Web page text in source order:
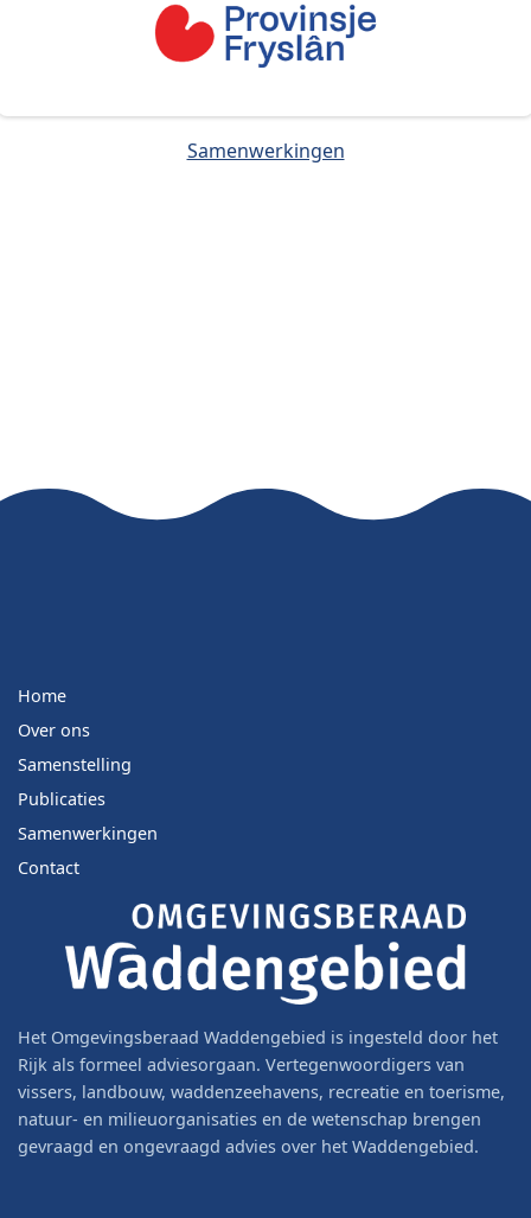
Samenwerkingen
Home
Over ons
Samenstelling
Publicaties
Samenwerkingen
Contact
Het Omgevingsberaad Waddengebied is ingesteld door het
Rijk als formeel adviesorgaan. Vertegenwoordigers van
vissers, landbouw, waddenzeehavens, recreatie en toerisme,
natuur- en milieuorganisaties en de wetenschap brengen
gevraagd en ongevraagd advies over het Waddengebied.